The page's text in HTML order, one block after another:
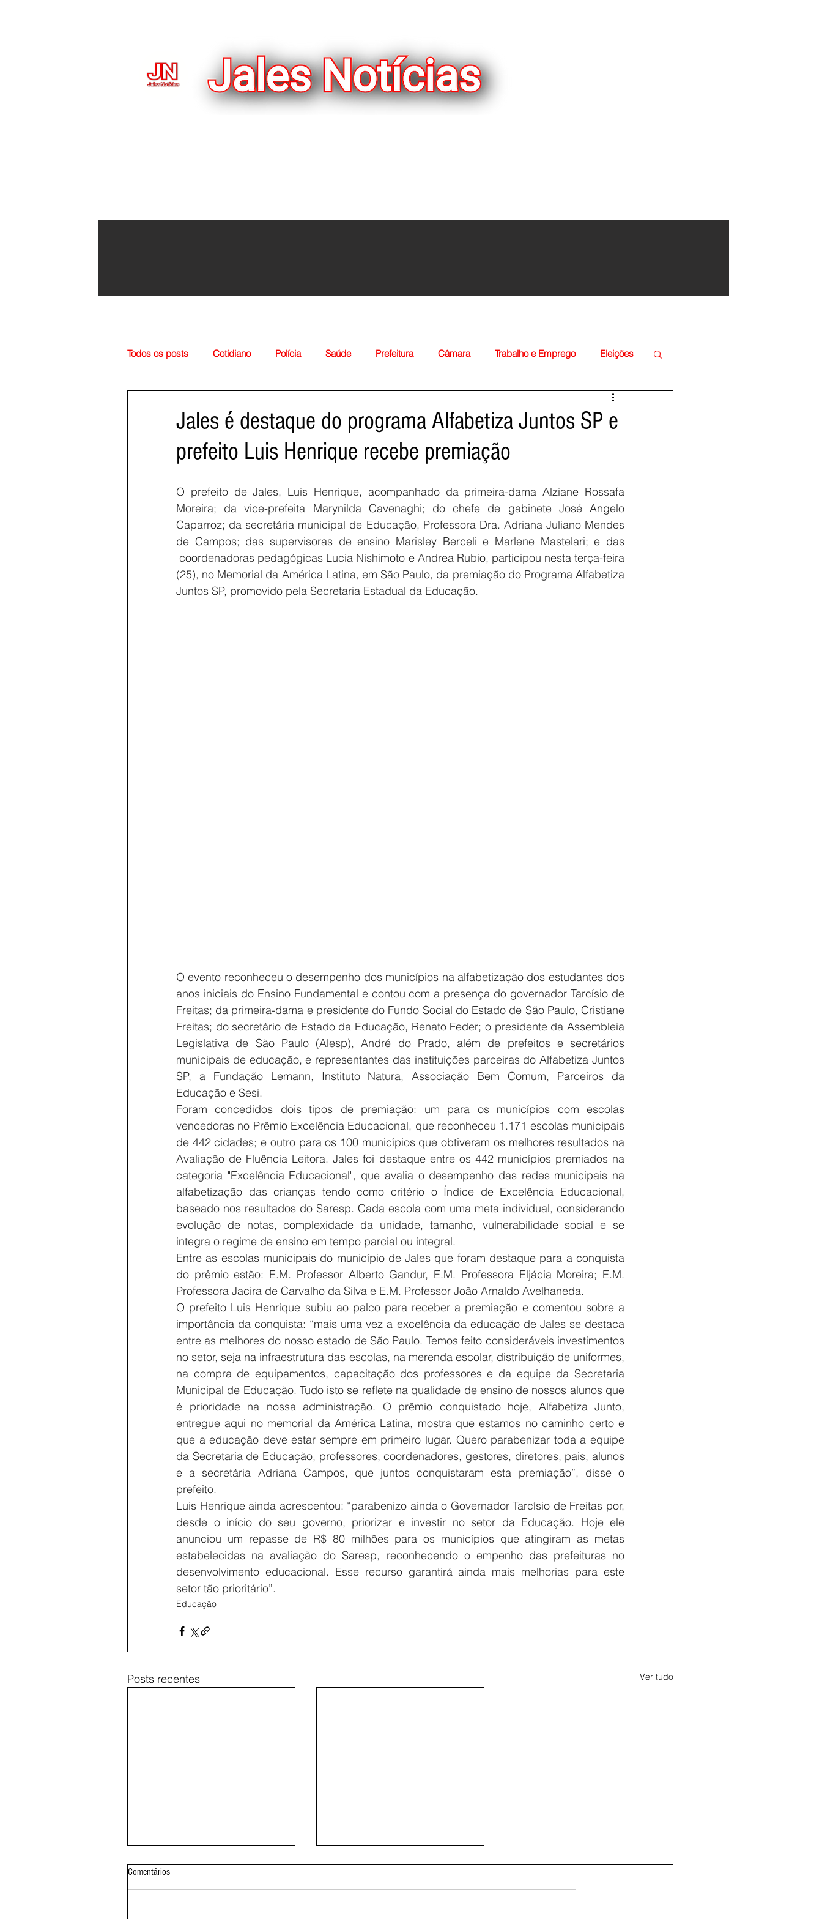
Voltar
Todos os posts Cotidiano Polícia Saúde Prefeitura Câmara Trabalho e Emprego Eleições
Jales é destaque do programa Alfabetiza Juntos SP e
prefeito Luis Henrique recebe premiação
O prefeito de Jales, Luis Henrique, acompanhado da primeira-dama Alziane Rossafa
Moreira; da vice-prefeita Marynilda Cavenaghi; do chefe de gabinete José Angelo
Caparroz; da secretária municipal de Educação, Professora Dra. Adriana Juliano Mendes
de Campos; das supervisoras de ensino Marisley Berceli e Marlene Mastelari; e das
coordenadoras pedagógicas Lucia Nishimoto e Andrea Rubio, participou nesta terça-feira
(25), no Memorial da América Latina, em São Paulo, da premiação do Programa Alfabetiza
Juntos SP, promovido pela Secretaria Estadual da Educação.
O evento reconheceu o desempenho dos municípios na alfabetização dos estudantes dos
anos iniciais do Ensino Fundamental e contou com a presença do governador Tarcísio de
Freitas; da primeira-dama e presidente do Fundo Social do Estado de São Paulo, Cristiane
Freitas; do secretário de Estado da Educação, Renato Feder; o presidente da Assembleia
Legislativa de São Paulo (Alesp), André do Prado, além de prefeitos e secretários
municipais de educação, e representantes das instituições parceiras do Alfabetiza Juntos
SP, a Fundação Lemann, Instituto Natura, Associação Bem Comum, Parceiros da
Educação e Sesi.
Foram concedidos dois tipos de premiação: um para os municípios com escolas
vencedoras no Prêmio Excelência Educacional, que reconheceu 1.171 escolas municipais
de 442 cidades; e outro para os 100 municípios que obtiveram os melhores resultados na
Avaliação de Fluência Leitora. Jales foi destaque entre os 442 municípios premiados na
categoria "Excelência Educacional", que avalia o desempenho das redes municipais na
alfabetização das crianças tendo como critério o Índice de Excelência Educacional,
baseado nos resultados do Saresp. Cada escola com uma meta individual, considerando
evolução de notas, complexidade da unidade, tamanho, vulnerabilidade social e se
integra o regime de ensino em tempo parcial ou integral.
Entre as escolas municipais do município de Jales que foram destaque para a conquista
do prêmio estão: E.M. Professor Alberto Gandur, E.M. Professora Eljácia Moreira; E.M.
Professora Jacira de Carvalho da Silva e E.M. Professor João Arnaldo Avelhaneda.
O prefeito Luis Henrique subiu ao palco para receber a premiação e comentou sobre a
importância da conquista: “mais uma vez a excelência da educação de Jales se destaca
entre as melhores do nosso estado de São Paulo. Temos feito consideráveis investimentos
no setor, seja na infraestrutura das escolas, na merenda escolar, distribuição de uniformes,
na compra de equipamentos, capacitação dos professores e da equipe da Secretaria
Municipal de Educação. Tudo isto se reflete na qualidade de ensino de nossos alunos que
é prioridade na nossa administração. O prêmio conquistado hoje, Alfabetiza Junto,
entregue aqui no memorial da América Latina, mostra que estamos no caminho certo e
que a educação deve estar sempre em primeiro lugar. Quero parabenizar toda a equipe
da Secretaria de Educação, professores, coordenadores, gestores, diretores, pais, alunos
e a secretária Adriana Campos, que juntos conquistaram esta premiação”, disse o
prefeito.
Luis Henrique ainda acrescentou: “parabenizo ainda o Governador Tarcísio de Freitas por,
desde o início do seu governo, priorizar e investir no setor da Educação. Hoje ele
anunciou um repasse de R$ 80 milhões para os municípios que atingiram as metas
estabelecidas na avaliação do Saresp, reconhecendo o empenho das prefeituras no
desenvolvimento educacional. Esse recurso garantirá ainda mais melhorias para este
setor tão prioritário”.
Educação
Posts recentes Ver tudo
Comentários